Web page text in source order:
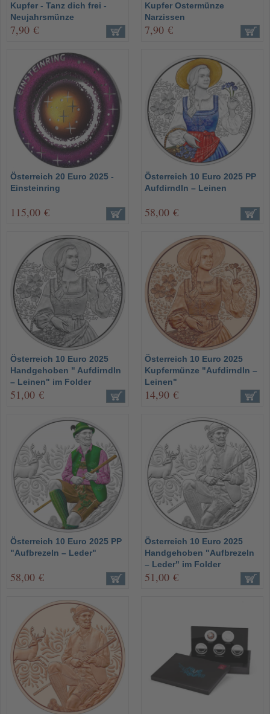
Kupfer - Tanz dich frei -
Neujahrsmünze
7,90 €
Kupfer Ostermünze
Narzissen
7,90 €
Österreich 20 Euro 2025 -
Einsteinring
115,00 €
Österreich 10 Euro 2025 PP
Aufdirndln – Leinen
58,00 €
Österreich 10 Euro 2025
Handgehoben " Aufdirndln
– Leinen" im Folder
51,00 €
Österreich 10 Euro 2025
Kupfermünze "Aufdirndln –
Leinen"
14,90 €
Österreich 10 Euro 2025 PP
"Aufbrezeln – Leder"
58,00 €
Österreich 10 Euro 2025
Handgehoben "Aufbrezeln
– Leder" im Folder
51,00 €